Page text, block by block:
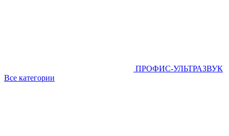
ПРОФИС-УЛЬТРАЗВУК
Все категории